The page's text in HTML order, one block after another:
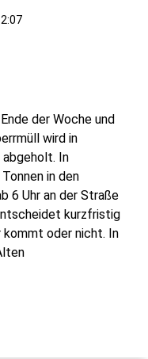
der Woche und
wird in
In
in den
6 Uhr an der Straße
kurzfristig
kommt oder nicht. In